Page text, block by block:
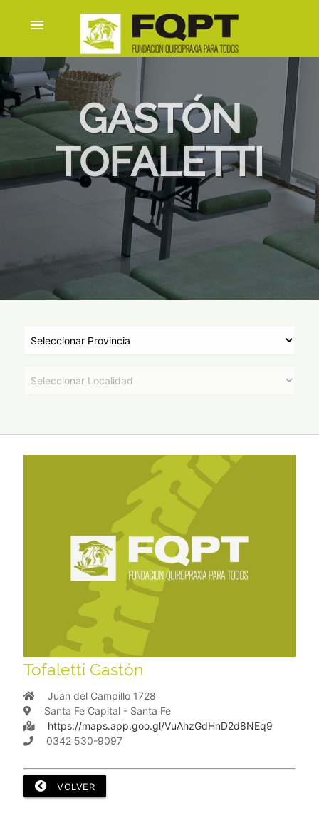
menu
GASTÓN
TOFALETTI
Tofaletti Gastón
Juan del Campillo 1728
Santa Fe Capital - Santa Fe
https://maps.app.goo.gl/VuAhzGdHnD2d8NEq9
0342 530-9097
VOLVER